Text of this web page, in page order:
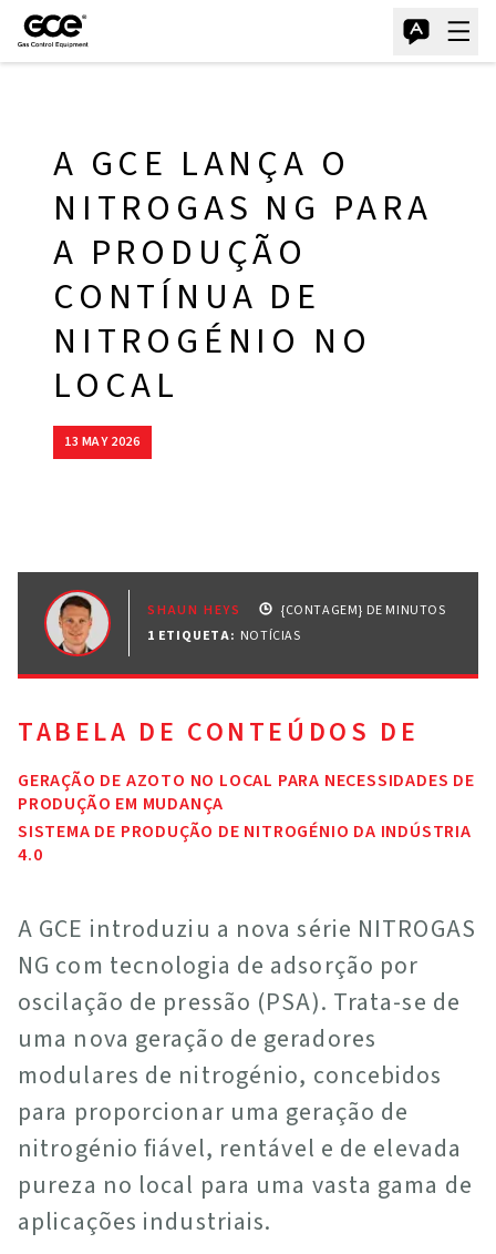
A GCE LANÇA O
NITROGAS NG PARA
A PRODUÇÃO
CONTÍNUA DE
NITROGÉNIO NO
LOCAL
13 MAY 2026
SHAUN HEYS
{CONTAGEM} DE MINUTOS
1 ETIQUETA: NOTÍCIAS
TABELA DE CONTEÚDOS DE
GERAÇÃO DE AZOTO NO LOCAL PARA NECESSIDADES DE
PRODUÇÃO EM MUDANÇA
SISTEMA DE PRODUÇÃO DE NITROGÉNIO DA INDÚSTRIA
4.0
A GCE introduziu a nova série NITROGAS
NG com tecnologia de adsorção por
oscilação de pressão (PSA). Trata-se de
uma nova geração de geradores
modulares de nitrogénio, concebidos
para proporcionar uma geração de
nitrogénio fiável, rentável e de elevada
pureza no local para uma vasta gama de
aplicações industriais.